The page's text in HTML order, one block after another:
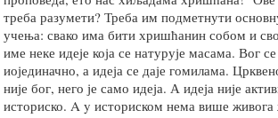
треба разумети? Треба им подметнути
учења: свако има бити хришћанин собом и
име неке идеје која се натурује масама. Вог
иојединачно, а идеја се даје гомилама.
није бог, него је само идеја. А идеја није
историско. A y историском нема више